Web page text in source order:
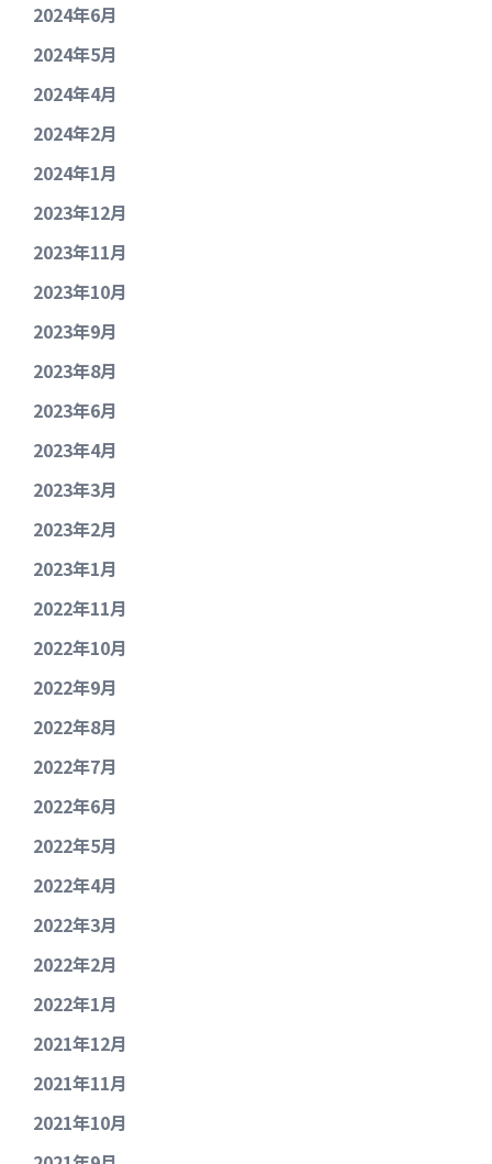
2024年6月
2024年5月
2024年4月
2024年2月
2024年1月
2023年12月
2023年11月
2023年10月
2023年9月
2023年8月
2023年6月
2023年4月
2023年3月
2023年2月
2023年1月
2022年11月
2022年10月
2022年9月
2022年8月
2022年7月
2022年6月
2022年5月
2022年4月
2022年3月
2022年2月
2022年1月
2021年12月
2021年11月
2021年10月